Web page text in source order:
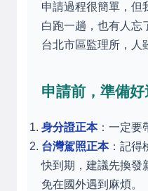
申請過程很簡單，但
白跑一趟，也有人忘
台北市區監理所，人
申請前，準備
身分證正本：一定要
台灣駕照正本：記得
快到期，建議先換發
免在國外遇到麻煩。